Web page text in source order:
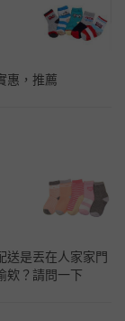
惠，推薦
送是丟在人家家門
欸？請問一下